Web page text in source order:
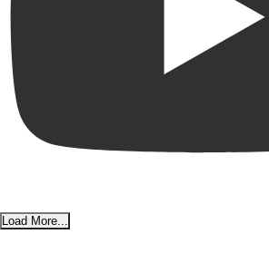
Load More...